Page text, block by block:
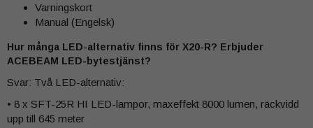
Varningskort
Manual (Engelsk)
Hur många LED-alternativ finns för X20-R? Erbjuder
ACEBEAM LED-bytestjänst?
Svar: Två LED-alternativ:
• 8 x SFT-25R HI LED-lampor, maxeffekt 8000 lumen, räckvidd
upp till 645 meter